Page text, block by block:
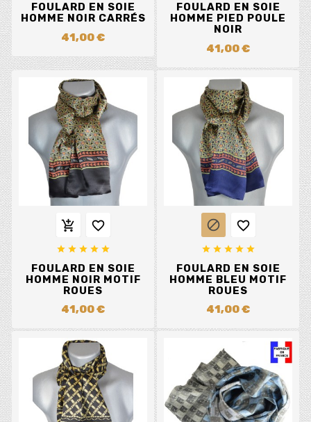
FOULARD EN SOIE
HOMME NOIR CARRÉS
41,00 €
FOULARD EN SOIE
HOMME PIED POULE
NOIR
41,00 €
 
    
FOULARD EN SOIE
HOMME NOIR MOTIF
ROUES
41,00 €
 
    
FOULARD EN SOIE
HOMME BLEU MOTIF
ROUES
41,00 €